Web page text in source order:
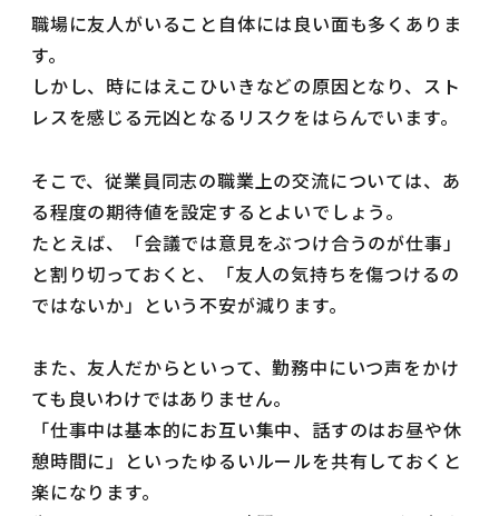
職場に友人がいること自体には良い面も多くありま
す。
しかし、時にはえこひいきなどの原因となり、スト
レスを感じる元凶となるリスクをはらんでいます。
そこで、従業員同志の職業上の交流については、あ
る程度の期待値を設定するとよいでしょう。
たとえば、「会議では意見をぶつけ合うのが仕事」
と割り切っておくと、「友人の気持ちを傷つけるの
ではないか」という不安が減ります。
また、友人だからといって、勤務中にいつ声をかけ
ても良いわけではありません。
「仕事中は基本的にお互い集中、話すのはお昼や休
憩時間に」といったゆるいルールを共有しておくと
楽になります。